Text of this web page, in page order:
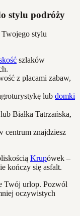
stylu podróży
stylu
szlaków
z placami zabaw,
lub domki
Białka Tatrzańska,
centrum znajdziesz
Krupówek –
kończy się asfalt.
Twój urlop. Pozwól
oczywistych